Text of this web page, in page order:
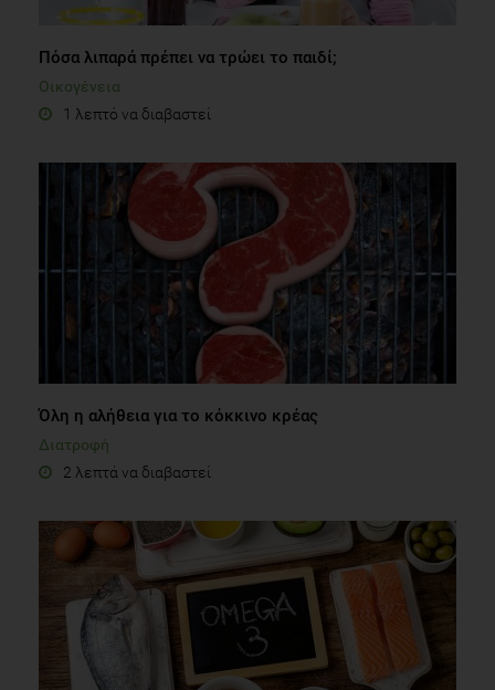
Πόσα λιπαρά πρέπει να τρώει το παιδί;
Οικογένεια
1 λεπτό να διαβαστεί
Όλη η αλήθεια για το κόκκινο κρέας
Διατροφή
2 λεπτά να διαβαστεί